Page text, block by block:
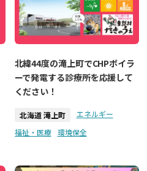
北緯44度の滝上町でCHPボイラ
ーで発電する診療所を応援して
ください！
北海道 滝上町
エネルギー
福祉・医療
環境保全